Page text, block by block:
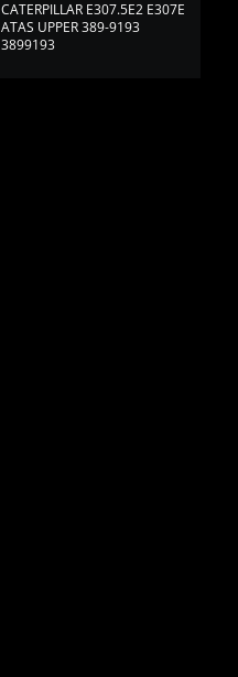
CATERPILLAR E307.5E2 E307E
ATAS UPPER 389-9193
3899193